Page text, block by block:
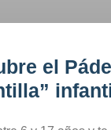
el